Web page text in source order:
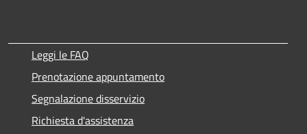
Leggi le FAQ
Prenotazione appuntamento
Segnalazione disservizio
Richiesta d'assistenza